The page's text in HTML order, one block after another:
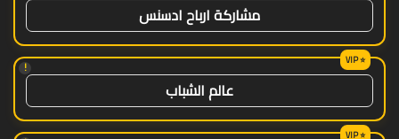
مشاركة ارباح ادسنس
!
عالم الشباب